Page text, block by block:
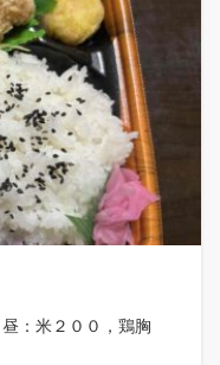
：米２００，鶏胸